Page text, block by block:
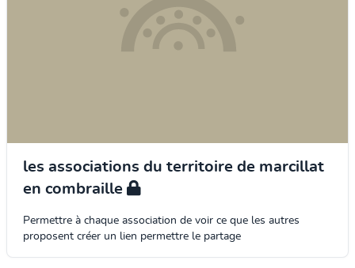
les associations du territoire de marcillat
en combraille
Permettre à chaque association de voir ce que les autres
proposent créer un lien permettre le partage